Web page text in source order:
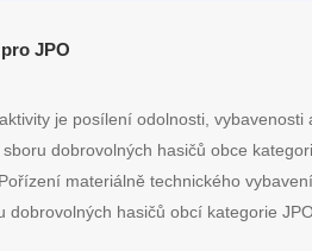
JPO
je posílení odolnosti, vybavenosti
dobrovolných hasičů obce
materiálně technického
dobrovolných hasičů obcí kategorie